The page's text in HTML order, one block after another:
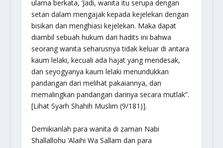
ulama berkata, ‘Jadi, wanita itu serupa dengan
setan dalam mengajak kepada kejelekan dengan
bisikan dan menghiasi kejelekan. Maka dapat
diambil sebuah hukum dari hadits ini bahwa
seorang wanita seharusnya tidak keluar di antara
kaum lelaki, kecuali ada hajat yang mendesak,
dan seyogyanya kaum lelaki menundukkan
pandangan dari melihat pakaiannya, dan
memalingkan pandangan darinya secara mutlak”.
[Lihat Syarh Shahih Muslim (9/181)].
Demikianlah para wanita di zaman Nabi
Shallallohu ‘Alaihi Wa Sallam dan para